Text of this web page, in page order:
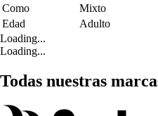
Como
Mixto
Edad
Adulto
Loading...
Loading...
Todas nuestras